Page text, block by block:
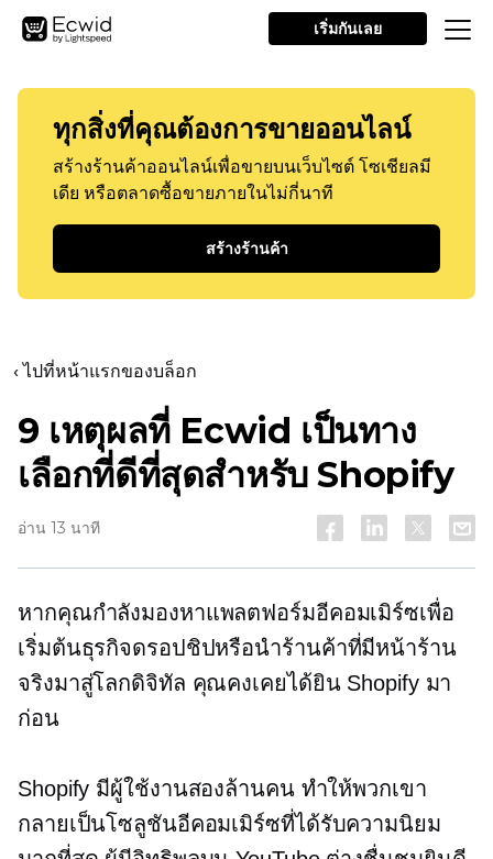
เริ่มกันเลย
ทุกสิ่งที่คุณต้องการขายออนไลน์
สร้างร้านค้าออนไลน์เพื่อขายบนเว็บไซต์ โซเชียลมี
เดีย หรือตลาดซื้อขายภายในไม่กี่นาที
สร้างร้านค้า
‹ ไปที่หน้าแรกของบล็อก
9 เหตุผลที่ Ecwid เป็นทาง
เลือกที่ดีที่สุดสำหรับ Shopify
อ่าน 13 นาที
หากคุณกำลังมองหาแพลตฟอร์มอีคอมเมิร์ซเพื่อ
เริ่มต้นธุรกิจดรอปชิปหรือนำร้านค้าที่มีหน้าร้าน
จริงมาสู่โลกดิจิทัล คุณคงเคยได้ยิน Shopify มา
ก่อน
Shopify มีผู้ใช้งานสองล้านคน ทำให้พวกเขา
กลายเป็นโซลูชันอีคอมเมิร์ซที่ได้รับความนิยม